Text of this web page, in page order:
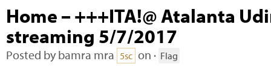
Home – +++ITA!@ Atalanta
streaming 5/7/2017
Posted by bamra mra 5sc on · Flag